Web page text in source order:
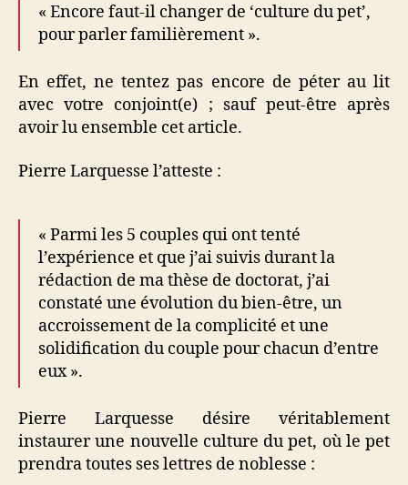
« Encore faut-il changer de ‘culture du pet’,
pour parler familièrement ».
En effet, ne tentez pas encore de péter au lit
avec votre conjoint(e) ; sauf peut-être après
avoir lu ensemble cet article.
Pierre Larquesse l’atteste :
« Parmi les 5 couples qui ont tenté
l’expérience et que j’ai suivis durant la
rédaction de ma thèse de doctorat, j’ai
constaté une évolution du bien-être, un
accroissement de la complicité et une
solidification du couple pour chacun d’entre
eux ».
Pierre Larquesse désire véritablement
instaurer une nouvelle culture du pet, où le pet
prendra toutes ses lettres de noblesse :